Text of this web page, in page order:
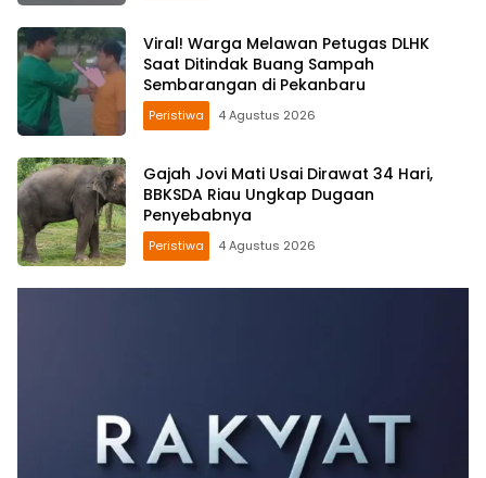
Viral! Warga Melawan Petugas DLHK
Saat Ditindak Buang Sampah
Sembarangan di Pekanbaru
Peristiwa 4 Agustus 2026
Gajah Jovi Mati Usai Dirawat 34 Hari,
BBKSDA Riau Ungkap Dugaan
Penyebabnya
Peristiwa 4 Agustus 2026